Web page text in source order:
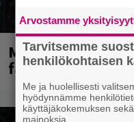
Mainioita uutisia
faneille
Arvostamme
Tarvitsemme
henkilökohtaisen
Me ja huolellisesti
hyödynnämme
käyttäjäkokemuksen
mainoksia.